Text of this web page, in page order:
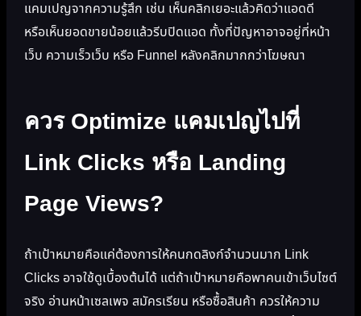
แคมเปญจากความรู้สึก เช่น เห็นคลิกเยอะแล้วคิดว่าแอดดี
หรือเห็นยอดขายน้อยแล้วรีบปิดแอด ทั้งที่ปัญหาอาจอยู่ที่หน้า
เว็บ ความเร็วเว็บ หรือ Funnel หลังคลิกมากกว่าโฆษณา
ควร Optimize แคมเปญไปที่
Link Clicks หรือ Landing
Page Views?
ถ้าเป้าหมายคือแค่ต้องการให้คนกดลิงก์จำนวนมาก Link
Clicks อาจใช้ดูเบื้องต้นได้ แต่ถ้าเป้าหมายคือพาคนเข้าเว็บไซต์
จริง อ่านหน้าเซลเพจ สมัครเรียน หรือซื้อสินค้า ควรให้ความ